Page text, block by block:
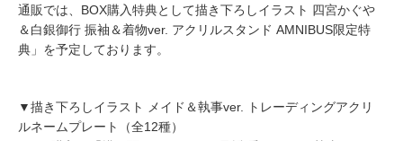
通販では、BOX購入特典として描き下ろしイラスト 四宮かぐや
＆白銀御行 振袖＆着物ver. アクリルスタンド AMNIBUS限定特
典」を予定しております。
▼描き下ろしイラスト メイド＆執事ver. トレーディングアクリ
ルネームプレート（全12種）